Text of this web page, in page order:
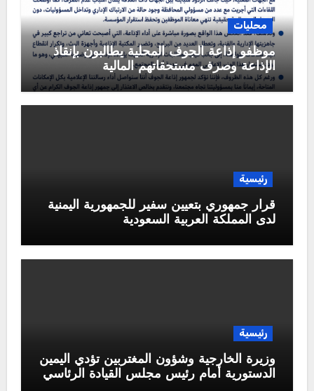
محليات
موظفو إذاعة الجوف المحلية يطالبون بإنقاذ
الإذاعة وصرف مستحقاتهم المالية
رئيسية
قرار جمهوري بتعيين سفير للجمهورية اليمنية
لدى المملكة العربية السعودية
رئيسية
وزيرة الخارجية وشؤون المغتربين تؤدي اليمين
الدستورية أمام رئيس مجلس القيادة الرئاسي